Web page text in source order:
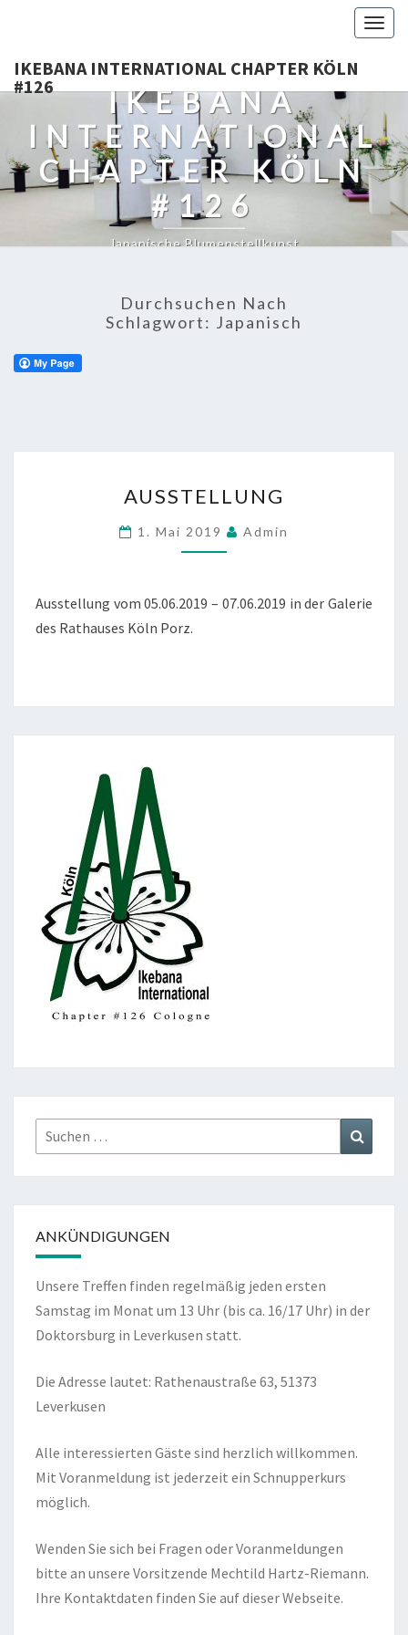
IKEBANA INTERNATIONAL CHAPTER KÖLN
#126
IKEBANA
INTERNATIONAL
CHAPTER KÖLN
#126
Japanische Blumenstellkunst
Durchsuchen Nach
Schlagwort: Japanisch
AUSSTELLUNG
1. Mai 2019 Admin
Ausstellung vom 05.06.2019 – 07.06.2019 in der Galerie
des Rathauses Köln Porz.
Suchen
nach:
ANKÜNDIGUNGEN
Unsere Treffen finden regelmäßig jeden ersten
Samstag im Monat um 13 Uhr (bis ca. 16/17 Uhr) in der
Doktorsburg in Leverkusen statt.
Die Adresse lautet: Rathenaustraße 63, 51373
Leverkusen
Alle interessierten Gäste sind herzlich willkommen.
Mit Voranmeldung ist jederzeit ein Schnupperkurs
möglich.
Wenden Sie sich bei Fragen oder Voranmeldungen
bitte an unsere Vorsitzende Mechtild Hartz-Riemann.
Ihre Kontaktdaten finden Sie auf dieser Webseite.